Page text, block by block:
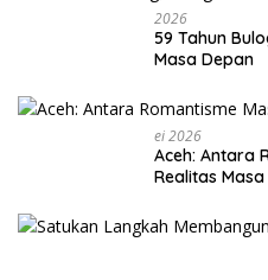
2026
59 Tahun
Masa Depan
Ei 2026
Aceh: Antara
Realitas Masa